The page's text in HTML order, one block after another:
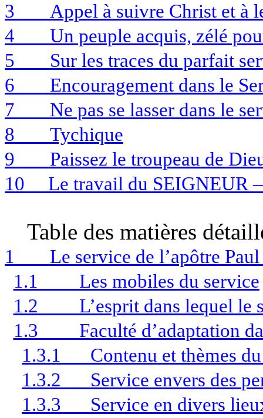
3
Appel à suivre Christ et
4
Un peuple acquis, zélé
5
Sur les traces du parfait
6
Encouragement dans le
7
Ne pas se lasser dans le
8
Tychique
9
Paissez le troupeau de
10
Le travail du SEIGNEUR
Table des matières
1
Le service de l’apôtre
1.1
Les mobiles du service
1.2
L’esprit dans lequel le
1.3
Faculté d’adaptation
1.3.1
Contenu et thèmes
1.3.2
Service envers des
1.3.3
Service en divers